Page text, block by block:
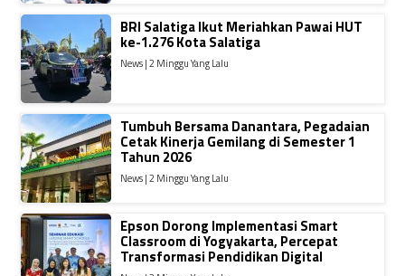
BRI Salatiga Ikut Meriahkan Pawai HUT
ke-1.276 Kota Salatiga
News | 2 Minggu Yang Lalu
Tumbuh Bersama Danantara, Pegadaian
Cetak Kinerja Gemilang di Semester 1
Tahun 2026
News | 2 Minggu Yang Lalu
Epson Dorong Implementasi Smart
Classroom di Yogyakarta, Percepat
Transformasi Pendidikan Digital